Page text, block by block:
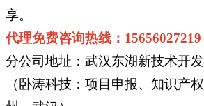
享。
代理免费咨询热线：15656027219
分公司地址：武汉东湖新技术开
（卧涛科技：项目申报、知识产